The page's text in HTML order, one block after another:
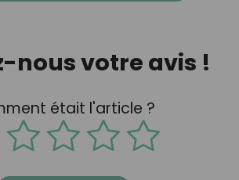
nous votre avis !
était l'article ?